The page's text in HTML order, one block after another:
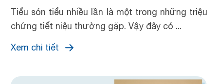
Tiểu són tiểu nhiều lần là một trong những triệu
chứng tiết niệu thường gặp. Vậy đây có ...
Xem chi tiết